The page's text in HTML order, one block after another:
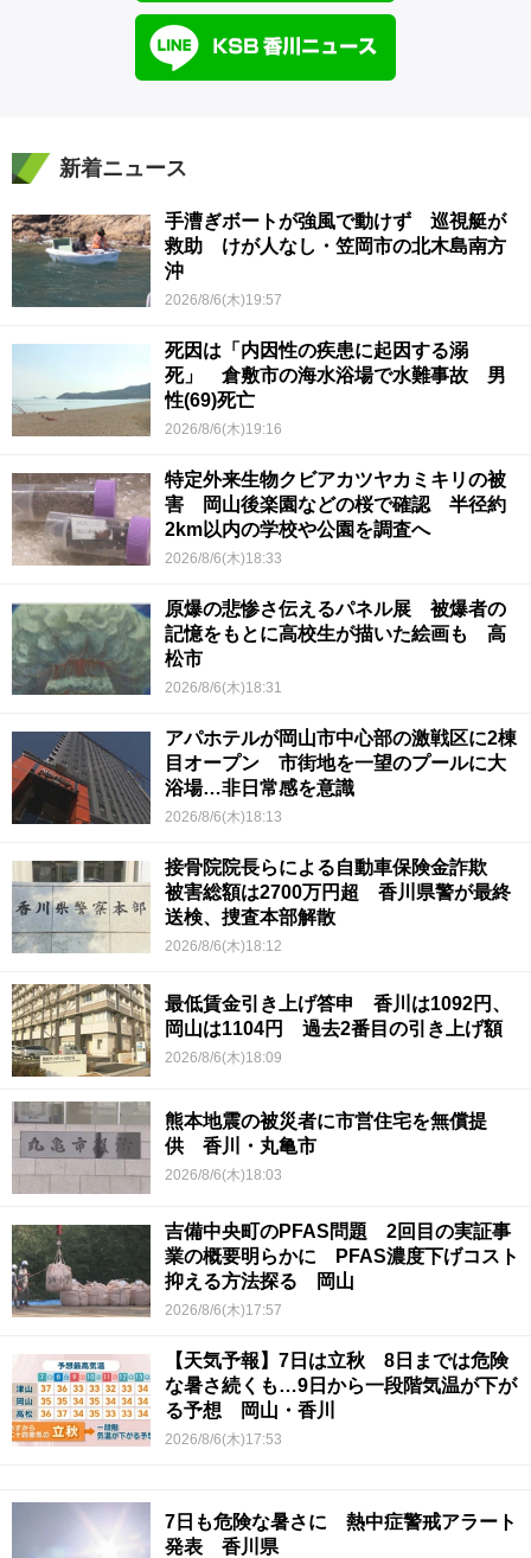
新着ニュース
手漕ぎボートが強風で動けず 巡視艇が
救助 けが人なし・笠岡市の北木島南方
沖
2026/8/6(木)19:57
死因は「内因性の疾患に起因する溺
死」 倉敷市の海水浴場で水難事故 男
性(69)死亡
2026/8/6(木)19:16
特定外来生物クビアカツヤカミキリの被
害 岡山後楽園などの桜で確認 半径約
2km以内の学校や公園を調査へ
2026/8/6(木)18:33
原爆の悲惨さ伝えるパネル展 被爆者の
記憶をもとに高校生が描いた絵画も 高
松市
2026/8/6(木)18:31
アパホテルが岡山市中心部の激戦区に2棟
目オープン 市街地を一望のプールに大
浴場…非日常感を意識
2026/8/6(木)18:13
接骨院院長らによる自動車保険金詐欺
被害総額は2700万円超 香川県警が最終
送検、捜査本部解散
2026/8/6(木)18:12
最低賃金引き上げ答申 香川は1092円、
岡山は1104円 過去2番目の引き上げ額
2026/8/6(木)18:09
熊本地震の被災者に市営住宅を無償提
供 香川・丸亀市
2026/8/6(木)18:03
吉備中央町のPFAS問題 2回目の実証事
業の概要明らかに PFAS濃度下げコスト
抑える方法探る 岡山
2026/8/6(木)17:57
【天気予報】7日は立秋 8日までは危険
な暑さ続くも…9日から一段階気温が下が
る予想 岡山・香川
2026/8/6(木)17:53
7日も危険な暑さに 熱中症警戒アラート
発表 香川県